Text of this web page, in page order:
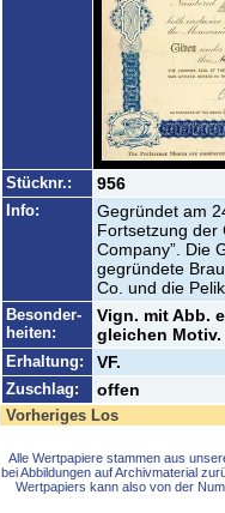
Stücknr.: 956
Info:
Gegründet am
Fortsetzung der
Company”. Die
gegründete
Co. und die
Besonder-
heiten:
Vign. mit Abb.
gleichen
Erhaltung: VF.
Zuschlag: offen
Vorheriges Los
Alle Wertpapiere stammen aus
bei Abbildungen auf Archivmaterial
Wertpapiers kann also von der